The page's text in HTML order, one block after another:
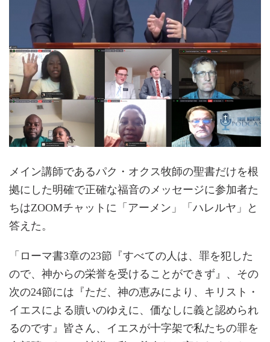
メイン講師であるパク・オクス牧師の聖書だけを根
拠にした明確で正確な福音のメッセージに参加者た
ちはZOOMチャットに「アーメン」「ハレルヤ」と
答えた。
「ローマ書3章の23節『すべての人は、罪を犯した
ので、神からの栄誉を受けることができず』、その
次の24節には『ただ、神の恵みにより、キリスト・
イエスによる贖いのゆえに、価なしに義と認められ
るのです』皆さん、イエスが十字架で私たちの罪を